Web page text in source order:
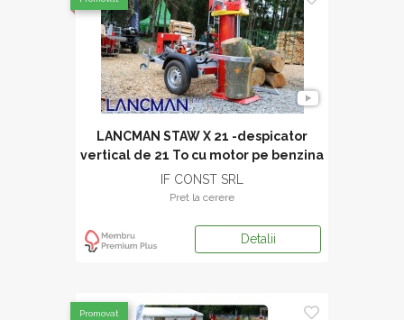
LANCMAN STAW X 21 -despicator
vertical de 21 To cu motor pe benzina
montat pe remorca usoara
IF CONST SRL
Pret la cerere
Detalii
Promovat